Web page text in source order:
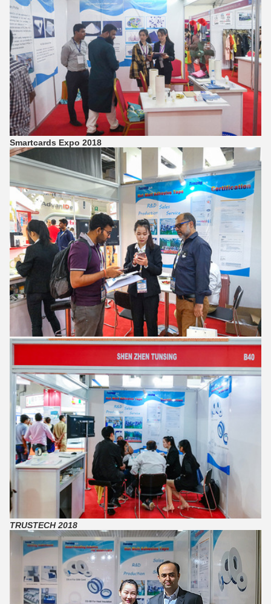
Smartcards Expo 2018
TRUSTECH 2018